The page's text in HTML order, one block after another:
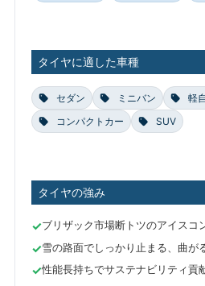
タイヤに適した車種
セダン ミニバン
軽
コンパクトカー
SUV
タイヤの強み
ブリザック市場断トツのアイスコ
雪の路面でしっかり止まる、曲が
性能長持ちでサステナビリティ貢